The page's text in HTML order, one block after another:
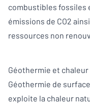
combustibles fossiles
émissions de CO2
ressources non
Géothermie et
Géothermie de
exploite la chaleur